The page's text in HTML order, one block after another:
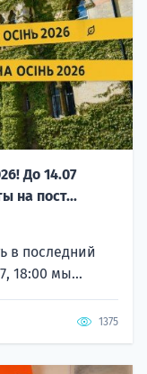
До 14.07
на пост...
в последний
18:00 мы...
1375